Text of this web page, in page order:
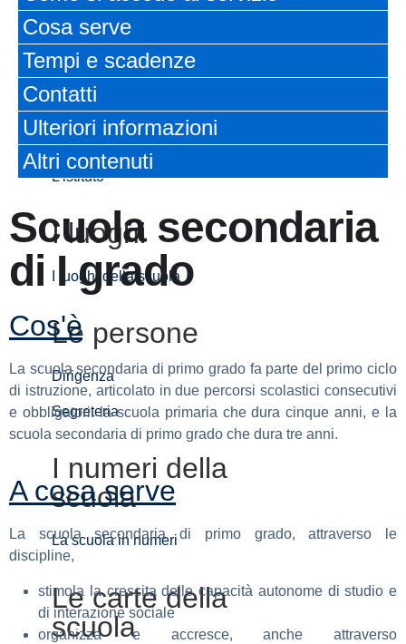
La storia
Panoramica
Presentazione
L’istituto
I luoghi
I luoghi della scuola
Le persone
Dirigenza
Segreteria
I numeri della
scuola
La scuola in numeri
Le carte della
scuola
Cosa serve
Tempi e scadenze
Contatti
Ulteriori informazioni
Altri contenuti
Scuola secondaria
di I grado
Cos'è
La scuola secondaria di primo grado fa parte del primo ciclo
di istruzione, articolato in due percorsi scolastici consecutivi
e obbligatori: la scuola primaria che dura cinque anni, e la
scuola secondaria di primo grado che dura tre anni.
A cosa serve
La scuola secondaria di primo grado, attraverso le
discipline,
stimola la crescita delle capacità autonome di studio e
di interazione sociale
organizza e accresce, anche attraverso